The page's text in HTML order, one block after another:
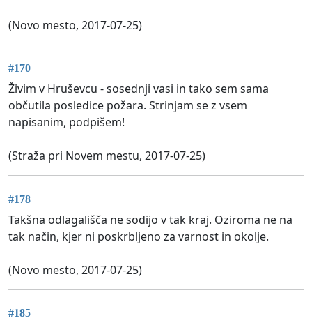
(Novo mesto, 2017-07-25)
#170
Živim v Hruševcu - sosednji vasi in tako sem sama
občutila posledice požara. Strinjam se z vsem
napisanim, podpišem!
(Straža pri Novem mestu, 2017-07-25)
#178
Takšna odlagališča ne sodijo v tak kraj. Oziroma ne na
tak način, kjer ni poskrbljeno za varnost in okolje.
(Novo mesto, 2017-07-25)
#185